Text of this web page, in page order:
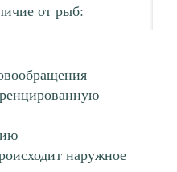
от рыб:
наружное